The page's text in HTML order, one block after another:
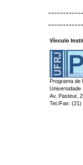
Vínculo
Programa de
Universidade
Av. Pasteur,
Tel./Fax: (21)